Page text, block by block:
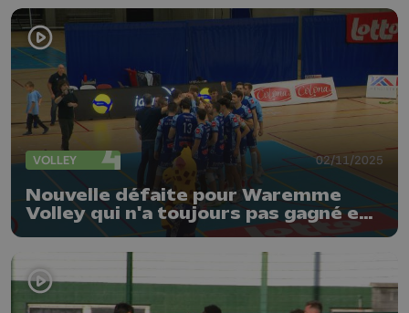
VOLLEY 02/11/2025
Nouvelle défaite pour Waremme
Volley qui n'a toujours pas gagné en
championnat